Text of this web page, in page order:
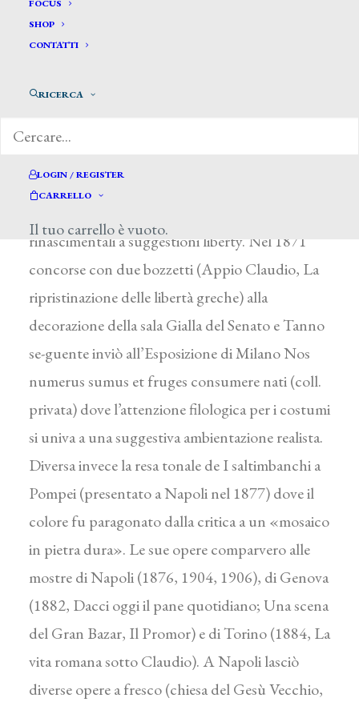
FOCUS
SHOP
CONTATTI
RICERCA
LOGIN / REGISTER
CARRELLO
Il tuo carrello è vuoto.
D’AGOSTINO GAETANO
Nel corso di una lunga attività, l’artista realizzò
scene di genere e ritratti, e svolse un’intensa
rinascimentali a suggestioni liberty. Nel 1871
concorse con due bozzetti (Appio Claudio, La
ripristinazione delle libertà greche) alla
decorazione della sala Gialla del Senato e Tanno
se-guente inviò all’Esposizione di Milano Nos
numerus sumus et fruges consumere nati (coll.
privata) dove l’attenzione filologica per i costumi
si univa a una suggestiva ambientazione realista.
Diversa invece la resa tonale de I saltimbanchi a
Pompei (presentato a Napoli nel 1877) dove il
colore fu paragonato dalla critica a un «mosaico
in pietra dura». Le sue opere comparvero alle
mostre di Napoli (1876, 1904, 1906), di Genova
(1882, Dacci oggi il pane quotidiano; Una scena
del Gran Bazar, Il Promor) e di Torino (1884, La
vita romana sotto Claudio). A Napoli lasciò
diverse opere a fresco (chiesa del Gesù Vecchio,